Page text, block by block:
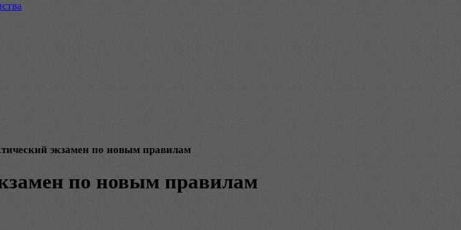
экзамен по новым правилам
по новым правилам